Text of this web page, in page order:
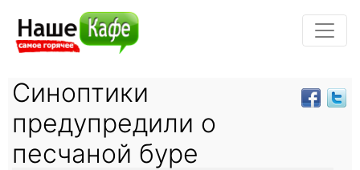
Синоптики
предупредили о
песчаной буре